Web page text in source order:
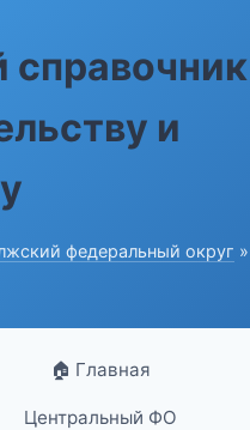
и
федеральный округ
🏠 Главная
Центральный ФО